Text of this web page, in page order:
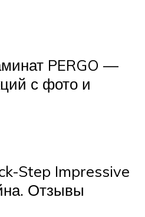
PERGO —
с фото и
Step Impressive
Отзывы